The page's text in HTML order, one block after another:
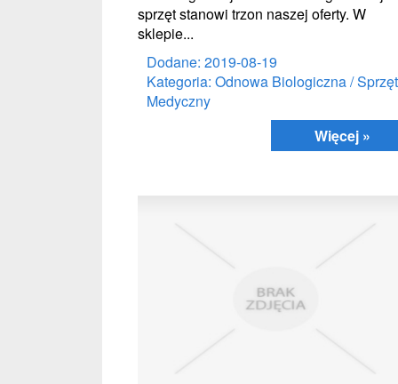
sprzęt stanowi trzon naszej oferty. W
sklepie...
Dodane: 2019-08-19
Kategoria: Odnowa Biologiczna / Sprzęt
Medyczny
Więcej »